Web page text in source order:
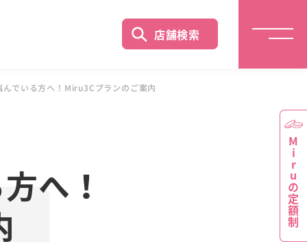
店舗検索
んでいる方へ！Miru3Cプランのご案内
へ！
Miruの定額制